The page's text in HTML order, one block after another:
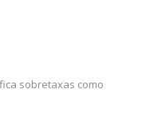
sobretaxas como